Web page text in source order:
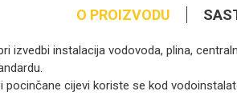
O PROIZVODU
izvedbi instalacija vodovoda, plina,
pocinčane cijevi koriste se kod